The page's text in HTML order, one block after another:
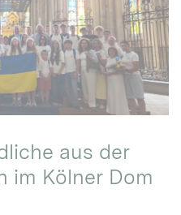
aus der
im Kölner Dom